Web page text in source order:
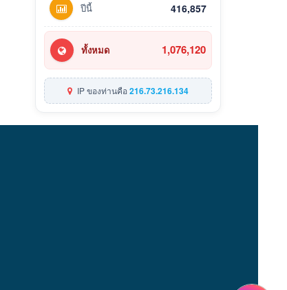
ปีนี้ 416,857
ทั้งหมด 1,076,120
IP ของท่านคือ216.73.216.134